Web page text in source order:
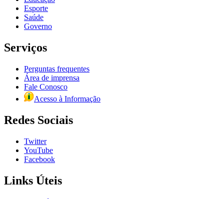
Esporte
Saúde
Governo
Serviços
Perguntas frequentes
Área de imprensa
Fale Conosco
Acesso à Informação
Redes Sociais
Twitter
YouTube
Facebook
Links Úteis